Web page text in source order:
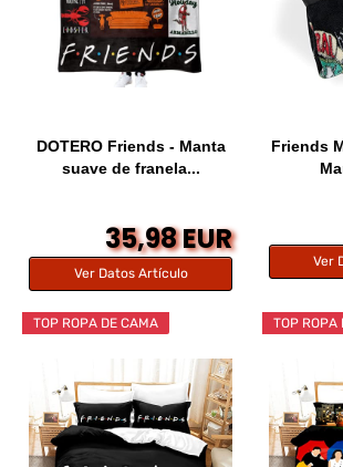
DOTERO Friends - Manta
suave de franela...
35,98 EUR
Ver Datos Artículo
Friends
Ver
TOP ROPA DE CAMA TOP ROPA